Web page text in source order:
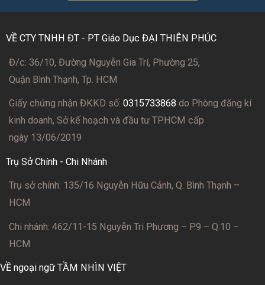
VỀ CTY TNHH ĐT - PT Giáo Dục ĐẠI THIÊN PHÚC
Đ/c: 36/10, Đường Nguyễn Gia Trí, Phường 25,
Quận Bình Thạnh, Tp. HCM
Giấy chứng nhận ĐKKD số: 0315733868 do Phòng đăng kí
kinh doanh, Sở kế hoạch và đầu tư TPHCM cấp
ngày 13/06/2019
Trụ Sở Chính - Chi Nhánh
Trụ sở chính: 135/16 Nguyễn Hữu Cảnh, Q. Bình Thạnh –
HCM
Chi nhánh: 462/11-15 Nguyễn Tri Phương – P.9 – Q.10 –
HCM
VỀ ngoại ngữ TẦM NHÌN VIỆT